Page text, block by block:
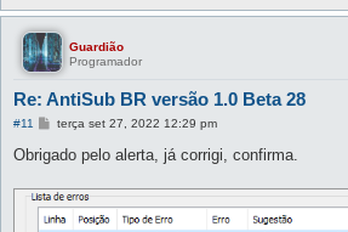
Guardião
Programador
Re: AntiSub BR versão 1.0 Beta 28
#11
M
n
g
e
m
terça set 27, 2022 12:29 pm
Obrigado pelo alerta, já corrigi, confirma.